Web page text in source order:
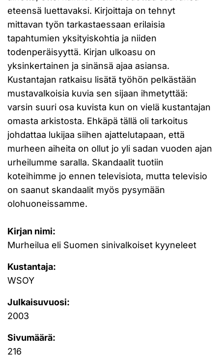
eteensä luettavaksi. Kirjoittaja on tehnyt
mittavan työn tarkastaessaan erilaisia
tapahtumien yksityiskohtia ja niiden
todenperäisyyttä. Kirjan ulkoasu on
yksinkertainen ja sinänsä ajaa asiansa.
Kustantajan ratkaisu lisätä työhön pelkästään
mustavalkoisia kuvia sen sijaan ihmetyttää:
varsin suuri osa kuvista kun on vielä kustantajan
omasta arkistosta. Ehkäpä tällä oli tarkoitus
johdattaa lukijaa siihen ajattelutapaan, että
murheen aiheita on ollut jo yli sadan vuoden ajan
urheilumme saralla. Skandaalit tuotiin
koteihimme jo ennen televisiota, mutta televisio
on saanut skandaalit myös pysymään
olohuoneissamme.
Kirjan nimi:
Murheilua eli Suomen sinivalkoiset kyyneleet
Kustantaja:
WSOY
Julkaisuvuosi:
2003
Sivumäärä:
216